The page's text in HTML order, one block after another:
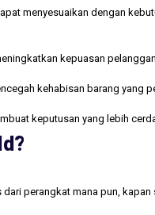
menyesuaikan dengan
kepuasan
kehabisan barang yang
keputusan yang lebih
perangkat mana pun, kapan